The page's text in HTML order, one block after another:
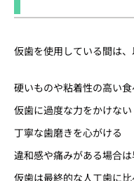
仮歯を使用している間は
硬いものや粘着性の高い
仮歯に過度な力をかけない
丁寧な歯磨きを心がける
違和感や痛みがある場合
仮歯は最終的な人工歯に